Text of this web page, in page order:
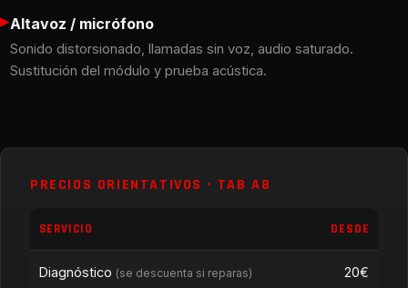
▸Altavoz / micrófono
Sonido distorsionado, llamadas sin voz, audio saturado.
Sustitución del módulo y prueba acústica.
PRECIOS ORIENTATIVOS · TAB A8
SERVICIO DESDE
Diagnóstico (se descuenta si reparas) 20€